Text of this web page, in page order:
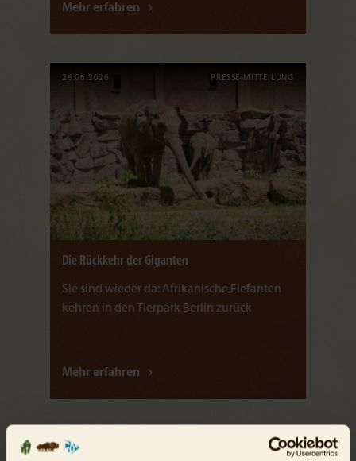
Mehr erfahren
26.06.2026 PRESSE-MITTEILUNG
Die Rückkehr der Giganten
Sie sind wieder da: Afrikanische Elefanten
kehren in den Tierpark Berlin zurück
Mehr erfahren
24.06.2026 PRESSE-MITTEILUNG